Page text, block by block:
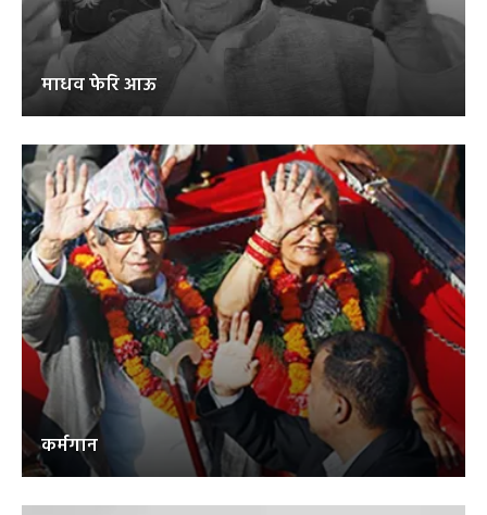
माधव फेरि आऊ
कर्मगान